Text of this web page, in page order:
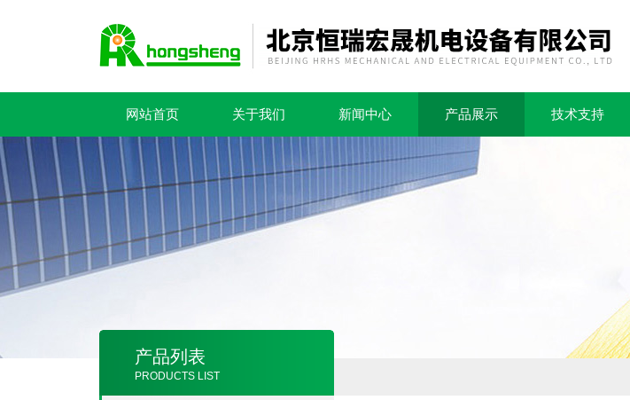
网站首页 关于我们 新闻中心 产品展示 技术支持
产品列表
PRODUCTS LIST